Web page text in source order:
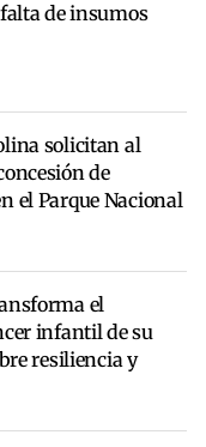
de insumos
solicitan al
de
el Parque Nacional
el
infantil de su
resiliencia y